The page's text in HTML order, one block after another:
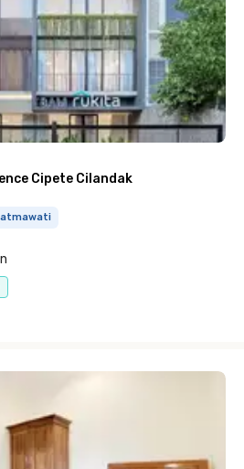
Cipete Cilandak